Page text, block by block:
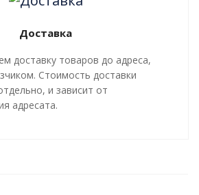
изоляции труб и трубопроводной
и СТ 4937-001-18929664-04.
Доставка
доставку товаров до адреса,
Стоимость доставки
и зависит от
адресата.